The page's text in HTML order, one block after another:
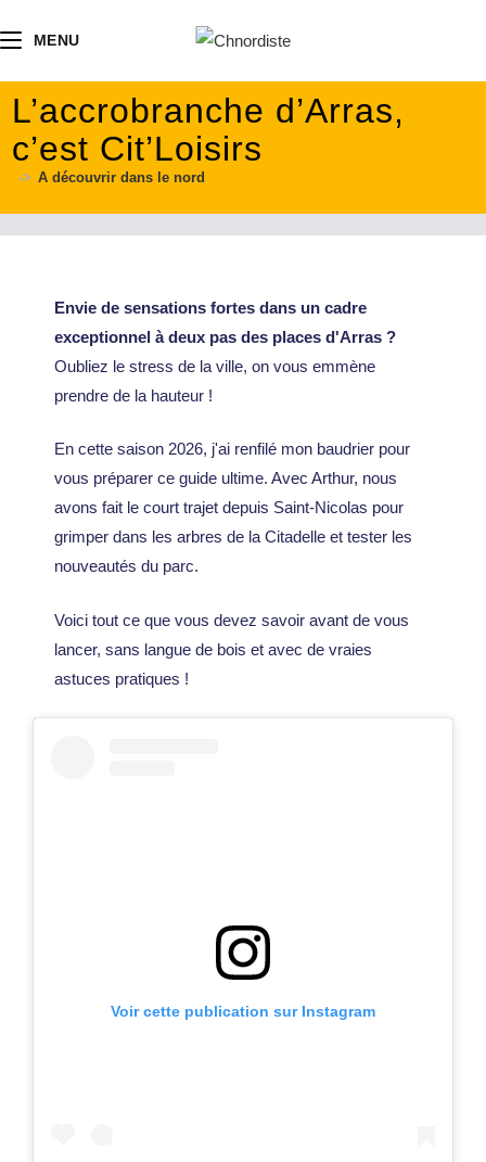
principal
MENU
L’accrobranche d’Arras,
c’est Cit’Loisirs
-> A découvrir dans le nord
Envie de sensations fortes dans un cadre
exceptionnel à deux pas des places d'Arras ?
Oubliez le stress de la ville, on vous emmène
prendre de la hauteur !
En cette saison 2026, j'ai renfilé mon baudrier pour
vous préparer ce guide ultime. Avec Arthur, nous
avons fait le court trajet depuis Saint-Nicolas pour
grimper dans les arbres de la Citadelle et tester les
nouveautés du parc.
Voici tout ce que vous devez savoir avant de vous
lancer, sans langue de bois et avec de vraies
astuces pratiques !
Voir cette publication sur Instagram